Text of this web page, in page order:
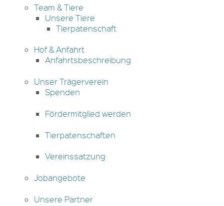
Team & Tiere
Unsere Tiere
Tierpatenschaft
Hof & Anfahrt
Anfahrtsbeschreibung
Unser Trägerverein
Spenden
Fördermitglied werden
Tierpatenschaften
Vereinssatzung
Jobangebote
Unsere Partner